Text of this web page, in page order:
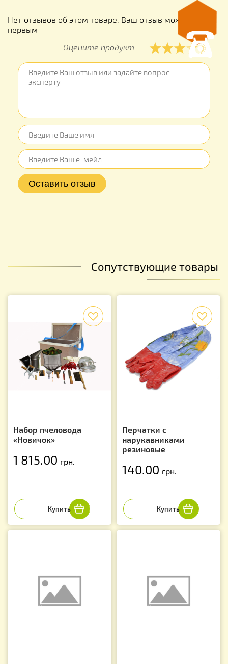
Нет отзывов об этом товаре. Ваш отзыв может быть
первым
Оцените продукт
Сопутствующие товары
Набор пчеловода
«Новичок»
1 815.00 грн.
Перчатки с
нарукавниками
резиновые
140.00 грн.